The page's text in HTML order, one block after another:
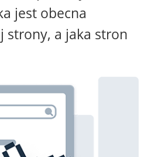
jest obecna
strony, a jaka stron